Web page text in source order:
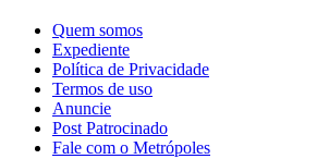
Quem somos
Expediente
Política de Privacidade
Termos de uso
Anuncie
Post Patrocinado
Fale com o Metrópoles